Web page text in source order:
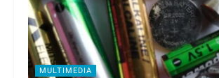
MULTIMEDIA